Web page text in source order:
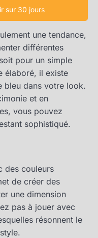
sur 30 jours
une tendance,
différentes
pour un simple
élaboré, il existe
bleu dans votre look.
et en
vous pouvez
sophistiqué.
des couleurs
de créer des
une dimension
pas à jouer avec
résonnent le